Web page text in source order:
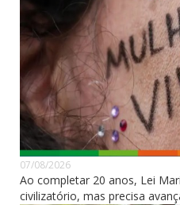
07/08/2026
Ao completar 20 anos, Lei
civilizatório, mas precisa